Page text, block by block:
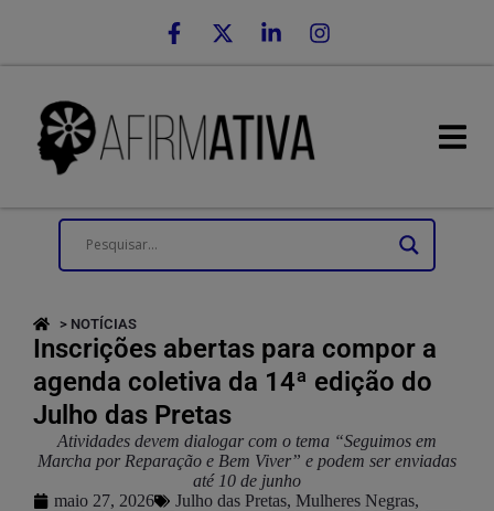
> NOTÍCIAS
Inscrições abertas para compor a
agenda coletiva da 14ª edição do
Julho das Pretas
Atividades devem dialogar com o tema “Seguimos em
Marcha por Reparação e Bem Viver” e podem ser enviadas
até 10 de junho
maio 27, 2026
Julho das Pretas, Mulheres Negras,